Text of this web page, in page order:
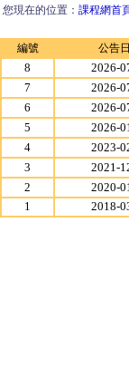
您現在的位置： 課程網首
編號 公告
8 2026-
7 2026-
6 2026-
5 2026-
4 2023-
3 2021-
2 2020-
1 2018-